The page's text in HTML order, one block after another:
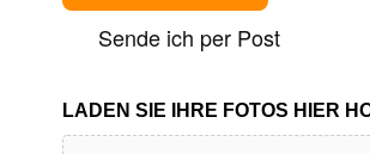
Sende ich per Post
LADEN SIE IHRE FOTOS HIER